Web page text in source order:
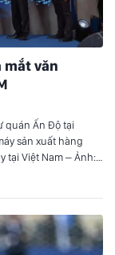
mắt văn
quán Ấn Độ tại
sản xuất hàng
tại Việt Nam – Ảnh: